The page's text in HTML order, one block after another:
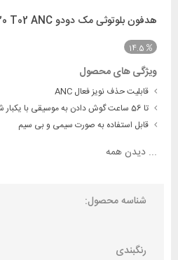
هدفون بلوتوثی مک دودو Mcdodo HP-1420 T02 ANC
14.5
ویژگی های محصول
قابلیت حذف نویز فعال ANC
تا 56 ساعت گوش دادن به موسیقی با یکبار شارژ
قابل استفاده به صورت سیمی و بی سیم
... دیدن همه
شناسه محصول:
رنگبندی